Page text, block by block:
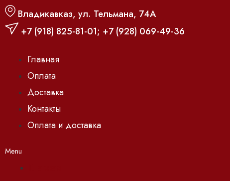
Владикавказ, ул. Тельмана, 74А
+7 (918) 825-81-01; +7 (928) 069-49-36
Главная
Оплата
Доставка
Контакты
Оплата и доставка
Menu